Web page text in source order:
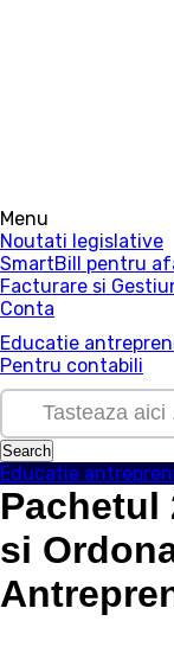
Menu
Noutati legislative
SmartBill pentru
Facturare si
Conta
Educatie
Pentru contabili
Educatie
Pachetul
si